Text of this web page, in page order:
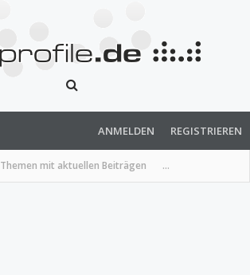
Themen mit aktuellen Beiträgen ...
ANMELDEN REGISTRIEREN